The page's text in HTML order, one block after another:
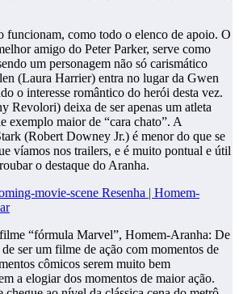
funcionam, como todo o elenco de apoio. O
amigo do Peter Parker, serve como
um personagem não só carismático
(Laura Harrier) entra no lugar da Gwen
o interesse romântico do herói desta vez.
Revolori) deixa de ser apenas um atleta
exemplo maior de “cara chato”. A
(Robert Downey Jr.) é menor do que se
víamos nos trailers, e é muito pontual e útil
o destaque do Aranha.
“fórmula Marvel”, Homem-Aranha: De
ser um filme de ação com momentos de
cômicos serem muito bem
a elogiar dos momentos de maior ação.